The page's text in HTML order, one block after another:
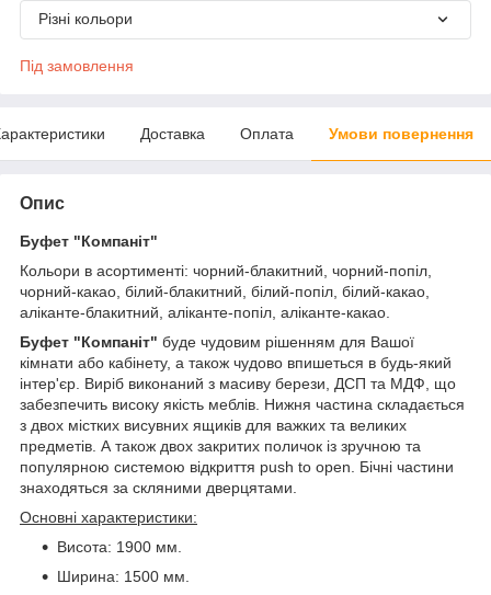
Різні кольори
Під замовлення
Доставка Оплата Умови повернення
Опис
Буфет "Компаніт"
Кольори в асортименті: чорний-блакитний, чорний-попіл,
чорний-какао, білий-блакитний, білий-попіл, білий-какао,
аліканте-блакитний, аліканте-попіл, аліканте-какао.
Буфет "Компаніт" буде чудовим рішенням для Вашої
кімнати або кабінету, а також чудово впишеться в будь-який
інтер'єр. Виріб виконаний з масиву берези, ДСП та МДФ, що
забезпечить високу якість меблів. Нижня частина складається
з двох містких висувних ящиків для важких та великих
предметів. А також двох закритих поличок із зручною та
популярною системою відкриття push to open. Бічні частини
знаходяться за скляними дверцятами.
Основні характеристики:
Висота: 1900 мм.
Ширина: 1500 мм.